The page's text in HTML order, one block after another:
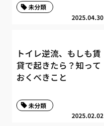
2025.04.30
未分類
トイレ逆流、もしも賃
貸で起きたら？知って
おくべきこと
2025.02.02
未分類